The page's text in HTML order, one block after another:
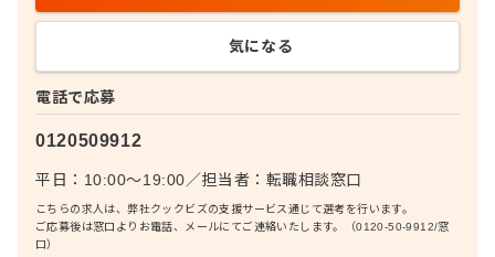
電話で応募
0120509912
平日：10:00〜19:00／担当者： 転職相談窓口
こちらの求人は、弊社クックビズの支援サービス通じて選考を行います。
ご応募後は窓口よりお電話、メールにてご連絡いたします。（0120-50-9912/窓
口）
気になる